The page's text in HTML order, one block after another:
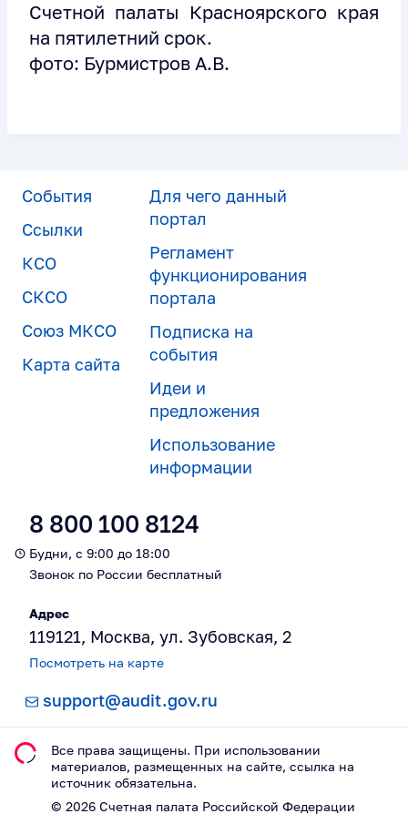
Счетной палаты Красноярского края
на пятилетний срок.
фото: Бурмистров А.В.
События
Ссылки
КСО
СКСО
Союз МКСО
Карта сайта
Для чего данный
портал
Регламент
функционирования
портала
Подписка на
события
Идеи и
предложения
Использование
информации
8 800 100 8124
Будни, с 9:00 до 18:00
Звонок по России бесплатный
Адрес
119121, Москва, ул. Зубовская, 2
Посмотреть на карте
support@audit.gov.ru
Все права защищены. При использовании
материалов, размещeнных на сайте, ссылка на
источник обязательна.
© 2026 Счетная палата Российской Федерации